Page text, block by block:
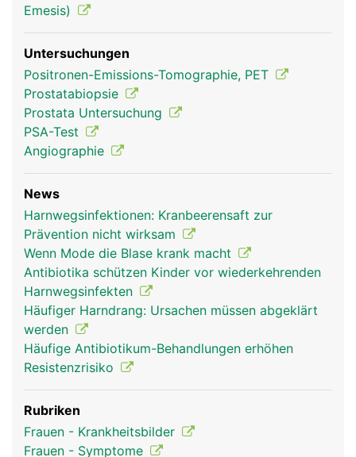
Emesis)
Untersuchungen
Positronen-Emissions-Tomographie, PET
Prostatabiopsie
Prostata Untersuchung
PSA-Test
Angiographie
News
Harnwegsinfektionen: Kranbeerensaft zur
Prävention nicht wirksam
Wenn Mode die Blase krank macht
Antibiotika schützen Kinder vor wiederkehrenden
Harnwegsinfekten
Häufiger Harndrang: Ursachen müssen abgeklärt
werden
Häufige Antibiotikum-Behandlungen erhöhen
Resistenzrisiko
Rubriken
Frauen - Krankheitsbilder
Frauen - Symptome